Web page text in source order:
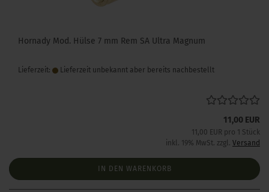
Hornady Mod. Hülse 7 mm Rem SA Ultra Magnum
Lieferzeit: Lieferzeit unbekannt aber bereits nachbestellt
11,00 EUR
11,00 EUR pro 1 Stück
inkl. 19% MwSt. zzgl. Versand
IN DEN WARENKORB